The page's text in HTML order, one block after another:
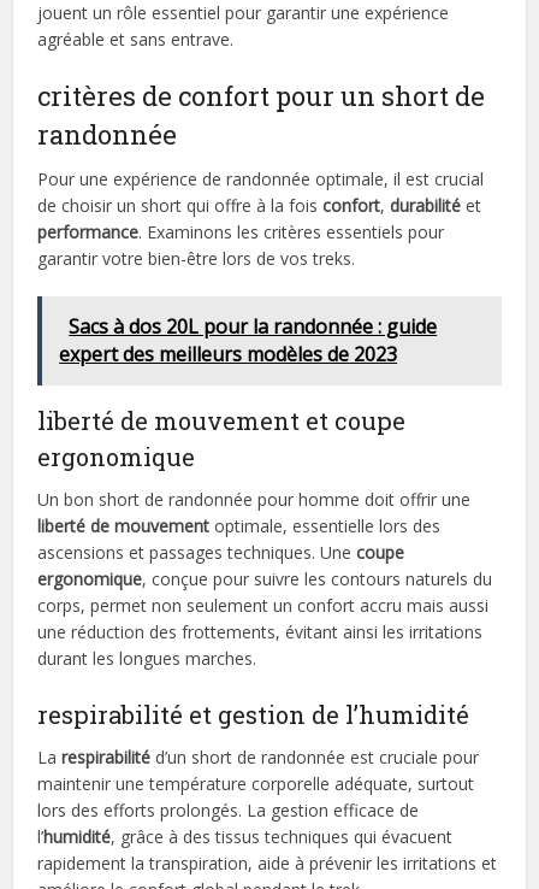
jouent un rôle essentiel pour garantir une expérience
agréable et sans entrave.
critères de confort pour un short de
randonnée
Pour une expérience de randonnée optimale, il est crucial
de choisir un short qui offre à la foisconfort,durabilité et
performance. Examinons les critères essentiels pour
garantir votre bien-être lors de vos treks.
Sacs à dos 20L pour la randonnée : guide
expert des meilleurs modèles de 2023
liberté de mouvement et coupe
ergonomique
Un bon short de randonnée pour homme doit offrir une
liberté de mouvement optimale, essentielle lors des
ascensions et passages techniques. Unecoupe
ergonomique, conçue pour suivre les contours naturels du
corps, permet non seulement un confort accru mais aussi
une réduction des frottements, évitant ainsi les irritations
durant les longues marches.
respirabilité et gestion de l’humidité
Larespirabilité d’un short de randonnée est cruciale pour
maintenir une température corporelle adéquate, surtout
lors des efforts prolongés. La gestion efficace de
l’humidité, grâce à des tissus techniques qui évacuent
rapidement la transpiration, aide à prévenir les irritations et